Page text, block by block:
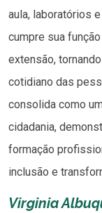
aula, laboratórios
cumpre sua
extensão,
cotidiano das
consolida como
cidadania,
formação
inclusão e
Virginia